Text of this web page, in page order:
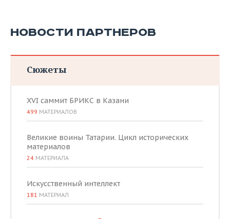
НОВОСТИ ПАРТНЕРОВ
Сюжеты
XVI саммит БРИКС в Казани
499 МАТЕРИАЛОВ
Великие воины Татарии. Цикл исторических
материалов
24 МАТЕРИАЛА
Искусственный интеллект
181 МАТЕРИАЛ